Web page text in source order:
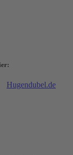
Hugendubel.de